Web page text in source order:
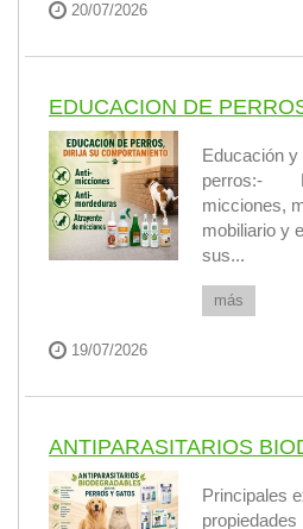
20/07/2026
EDUCACION DE
Educación
perros:-
micciones,
mobiliario y
sus...
más
19/07/2026
ANTIPARASITARIOS
Principales